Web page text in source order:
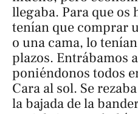
llegaba. Para que os
tenían que comprar
o una cama, lo
plazos. Entrábamos
poniéndonos todos
Cara al sol. Se
la bajada de la